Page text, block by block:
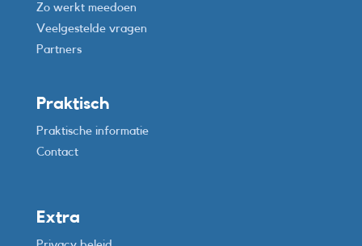
Zo werkt meedoen
Veelgestelde vragen
Partners
Praktisch
Praktische informatie
Contact
Extra